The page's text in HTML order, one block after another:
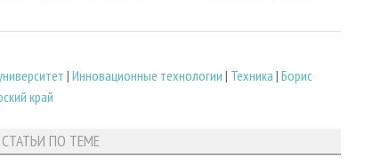
| Инновационные технологии | Техника | Борис
край
СТАТЬИ ПО ТЕМЕ